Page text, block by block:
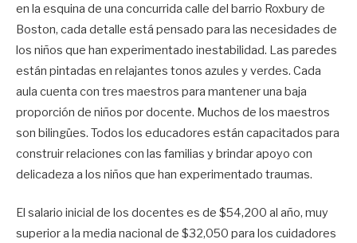
en la esquina de una concurrida calle del barrio Roxbury de
Boston, cada detalle está pensado para las necesidades de
los niños que han experimentado inestabilidad. Las paredes
están pintadas en relajantes tonos azules y verdes. Cada
aula cuenta con tres maestros para mantener una baja
proporción de niños por docente. Muchos de los maestros
son bilingües. Todos los educadores están capacitados para
construir relaciones con las familias y brindar apoyo con
delicadeza a los niños que han experimentado traumas.
El salario inicial de los docentes es de $54,200 al año, muy
superior a la media nacional de $32,050 para los cuidadores